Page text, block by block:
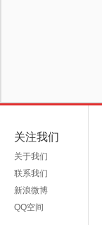
关注我们
关于我们
联系我们
新浪微博
QQ空间